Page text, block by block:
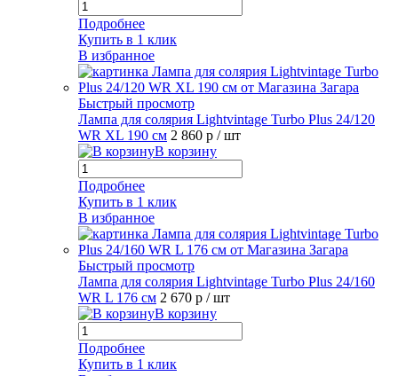
Подробнее
Купить в 1 клик
В избранное
Быстрый просмотр
Лампа для солярия Lightvintage Turbo Plus 24/120
WR XL 190 см 2 860 р / шт
В корзину
Подробнее
Купить в 1 клик
В избранное
Быстрый просмотр
Лампа для солярия Lightvintage Turbo Plus 24/160
WR L 176 см 2 670 р / шт
В корзину
Подробнее
Купить в 1 клик